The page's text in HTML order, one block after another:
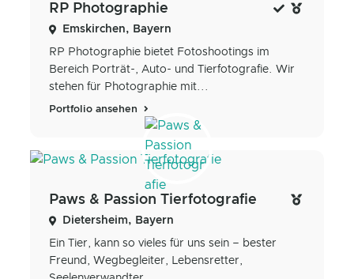
RP Photographie
Emskirchen, Bayern
RP Photographie bietet Fotoshootings im
Bereich Porträt-, Auto- und Tierfotografie. Wir
stehen für Photographie mit...
Portfolio ansehen
Paws & Passion Tierfotografie
Dietersheim, Bayern
Ein Tier, kann so vieles für uns sein – bester
Freund, Wegbegleiter, Lebensretter,